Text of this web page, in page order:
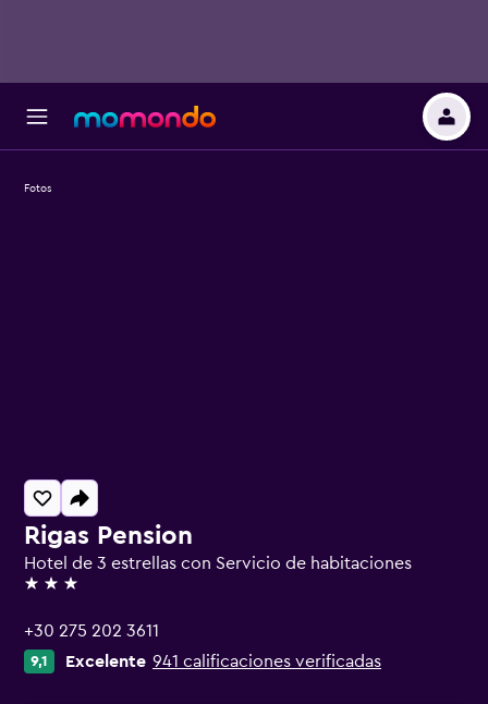
Rigas Pension
Hotel de 3 estrellas con Servicio de habitaciones
3 estrellas
+30 275 202 3611
9,1 Excelente 941 calificaciones verificadas
Fotos